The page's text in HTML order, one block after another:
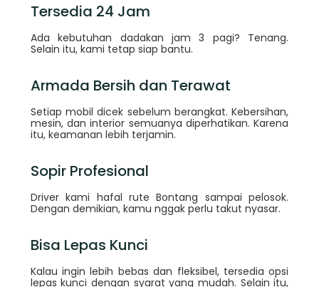
Tersedia 24 Jam
Ada kebutuhan dadakan jam 3 pagi? Tenang.
Selain itu, kami tetap siap bantu.
Armada Bersih dan Terawat
Setiap mobil dicek sebelum berangkat. Kebersihan,
mesin, dan interior semuanya diperhatikan. Karena
itu, keamanan lebih terjamin.
Sopir Profesional
Driver kami hafal rute Bontang sampai pelosok.
Dengan demikian, kamu nggak perlu takut nyasar.
Bisa Lepas Kunci
Kalau ingin lebih bebas dan fleksibel, tersedia opsi
lepas kunci dengan syarat yang mudah. Selain itu,